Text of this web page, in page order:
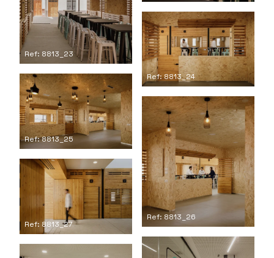
Ref: 8813_23
Ref: 8813_24
Ref: 8813_25
Ref: 8813_26
Ref: 8813_27